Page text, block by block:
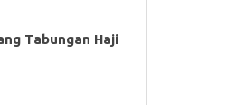
Tabungan Haji